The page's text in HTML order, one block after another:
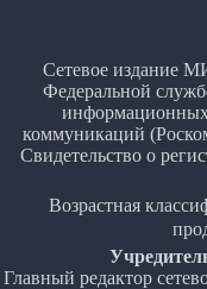
Сетевое издание
Федеральной
коммуникаций
Свидетельство о
Возрастная
Главный редактор